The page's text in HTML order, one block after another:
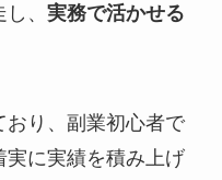
、 実務で活かせる
おり、副業初心者で
実に実績を積み上げ